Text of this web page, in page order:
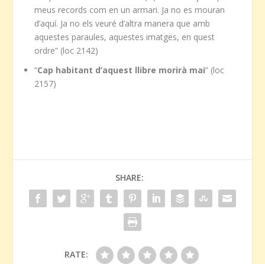
meus records com en un armari. Ja no es mouran
d’aquí. Ja no els veuré d’altra manera que amb
aquestes paraules, aquestes imatges, en quest
ordre” (loc 2142)
“Cap habitant d’aquest llibre morirà mai” (loc
2157)
SHARE:
RATE: